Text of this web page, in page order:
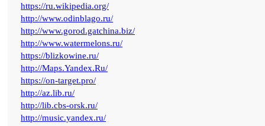
https://ru.wikipedia.org/
http://www.odinblago.ru/
http://www.gorod.gatchina.biz/
http://www.watermelons.ru/
https://blizkowine.ru/
http://Maps.Yandex.Ru/
https://on-target.pro/
http://az.lib.ru/
http://lib.cbs-orsk.ru/
http://music.yandex.ru/